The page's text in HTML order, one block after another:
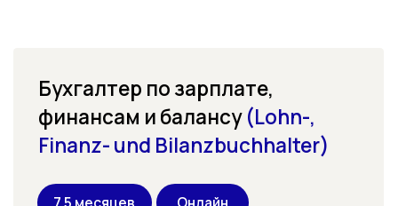
Наши курсы
аккредитованы поAZAV—
по Bildungsgutschein